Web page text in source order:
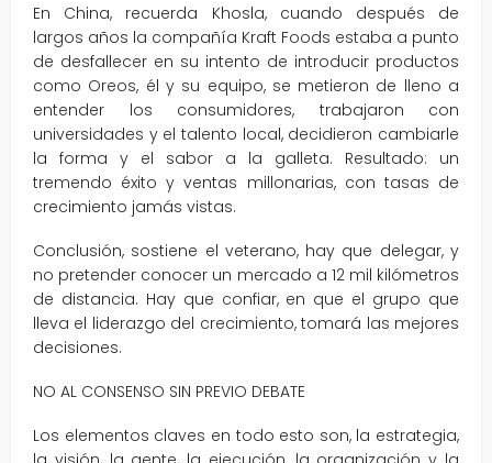
En China, recuerda Khosla, cuando después de
largos años la compañía Kraft Foods estaba a punto
de desfallecer en su intento de introducir productos
como Oreos, él y su equipo, se metieron de lleno a
entender los consumidores, trabajaron con
universidades y el talento local, decidieron cambiarle
la forma y el sabor a la galleta. Resultado: un
tremendo éxito y ventas millonarias, con tasas de
crecimiento jamás vistas.
Conclusión, sostiene el veterano, hay que delegar, y
no pretender conocer un mercado a 12 mil kilómetros
de distancia. Hay que confiar, en que el grupo que
lleva el liderazgo del crecimiento, tomará las mejores
decisiones.
NO AL CONSENSO SIN PREVIO DEBATE
Los elementos claves en todo esto son, la estrategia,